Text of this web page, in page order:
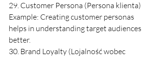
29. Customer Persona (Persona klienta)
Example: Creating customer personas
helps in understanding target audiences
better.
30. Brand Loyalty (Lojalność wobec